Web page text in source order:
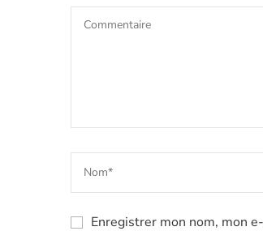
Enregistrer mon nom, mon